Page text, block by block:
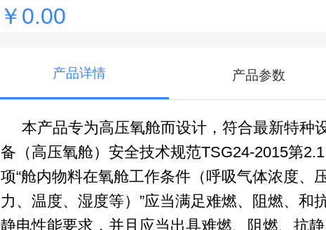
￥0.00
产品详情 产品参数
本产品专为高压氧舱而设计，符合最新特种
备（高压氧舱）安全技术规范TSG24-2015第
项“舱内物料在氧舱工作条件（呼吸气体浓度、
力、温度、湿度等）”应当满足难燃、阻燃、和
静电性能要求，并且应当出具难燃、阻燃、抗静